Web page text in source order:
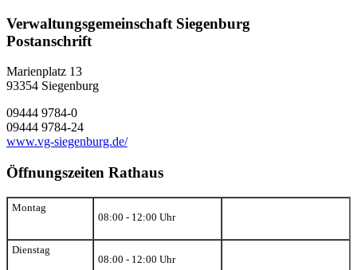
Verwaltungsgemeinschaft Siegenburg
Postanschrift
Marienplatz 13
93354 Siegenburg
09444 9784-0
09444 9784-24
www.vg-siegenburg.de/
Öffnungszeiten Rathaus
Montag
08:00 - 12:00 Uhr
Dienstag
08:00 - 12:00 Uhr